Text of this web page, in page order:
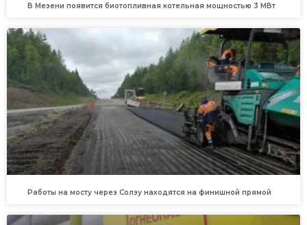
В Мезени появится биотопливная котельная мощностью 3 МВт
Работы на мосту через Солзу находятся на финишной прямой